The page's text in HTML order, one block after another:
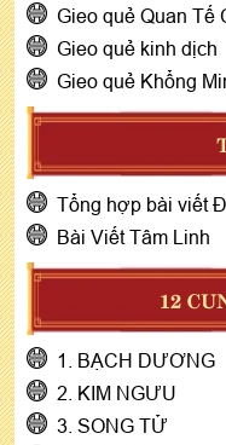
Gieo quẻ Quan Tế
Gieo quẻ kinh dịch
Gieo quẻ Khổng
Tổng hợp bài viết
Bài Viết Tâm Linh
12
1. BẠCH DƯƠNG
2. KIM NGƯU
3. SONG TỬ